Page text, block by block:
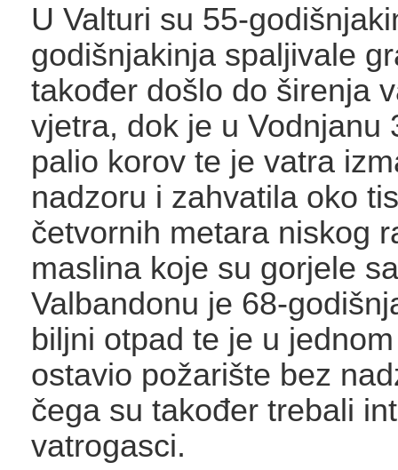
U Valturi su 55-
godišnjakinja spaljivale
također došlo do širenja
vjetra, dok je u Vodnjanu
palio korov te je vatra
nadzoru i zahvatila oko
četvornih metara niskog
maslina koje su gorjele
Valbandonu je 68-
biljni otpad te je u
ostavio požarište bez
čega su također trebali
vatrogasci.